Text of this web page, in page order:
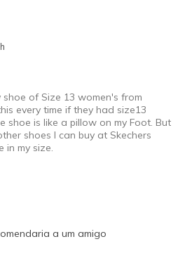
Into Shoes
of Size 13 women's from
every time if they had size13
shoe is like a pillow on my Foot. But
shoes I can buy at Skechers
in my size.
a um amigo